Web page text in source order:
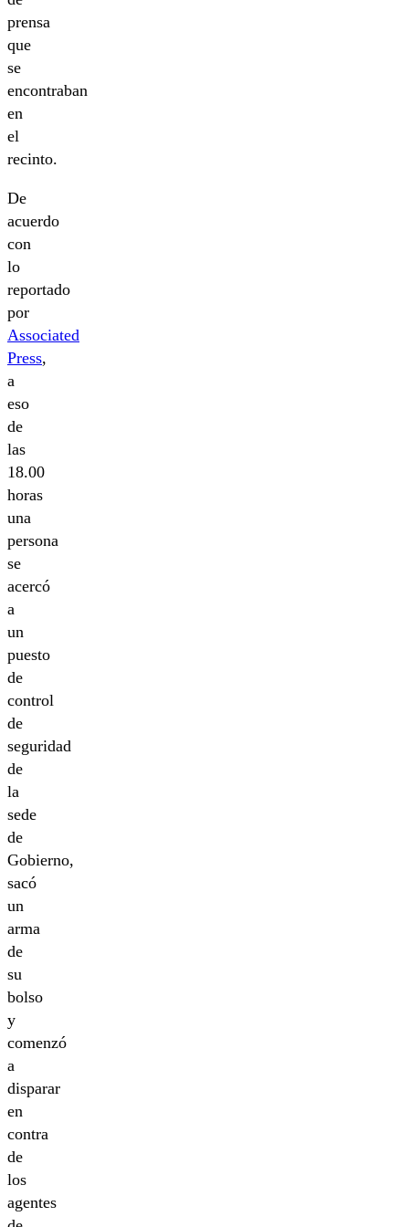
prensa
que
se
encontraban
en
el
recinto.
De
acuerdo
con
lo
reportado
por
Associated
Press,
a
eso
de
las
18.00
horas
una
persona
se
acercó
a
un
puesto
de
control
de
seguridad
de
la
sede
de
Gobierno,
sacó
un
arma
de
su
bolso
y
comenzó
a
disparar
en
contra
de
los
agentes